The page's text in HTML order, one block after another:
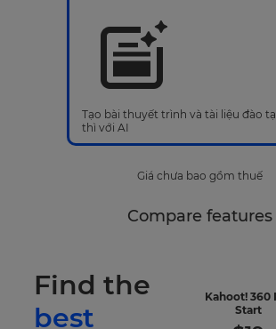
Tạo bài thuyết trình và tài liệu đào
thì với AI
Giá chưa bao gồm thuế
Compare features
Find the
best
Kahoot! 360
Start-